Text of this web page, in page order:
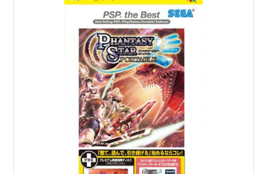
出版社/メーカー:セガ
発売日:2003/08/28
メディア:付属品
購入: 1人クリック: 2回
この商品を含むブログ (4件) を見る
SEGA AGES 2500 シリーズ Vol.1
PHANTASY STAR generation:1
通常版
出版社/メーカー:セガ
発売日:2003/08/28
メディア:Video Game
この商品を含むブログを見る